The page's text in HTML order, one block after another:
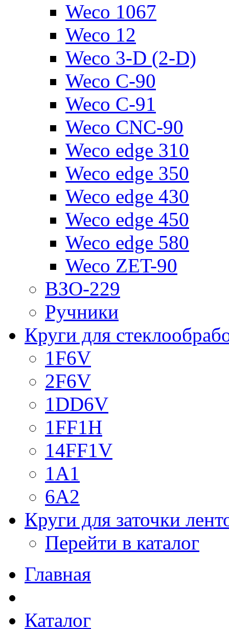
Weco 1067
Weco 12
Weco 3-D (2-D)
Weco C-90
Weco C-91
Weco CNC-90
Weco edge 310
Weco edge 350
Weco edge 430
Weco edge 450
Weco edge 580
Weco ZET-90
ВЗО-229
Ручники
Круги для
1F6V
2F6V
1DD6V
1FF1H
14FF1V
1A1
6A2
Круги для заточки
Перейти в каталог
Главная
Каталог